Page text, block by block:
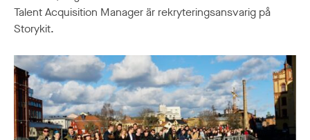
Talent Acquisition Manager är rekryteringsansvarig på
Storykit.